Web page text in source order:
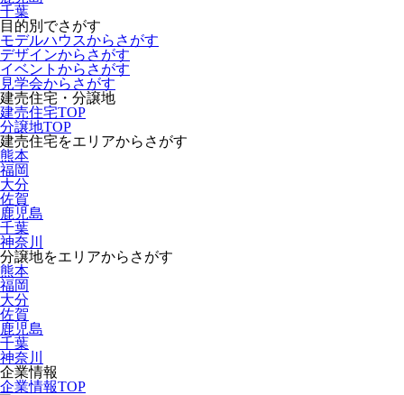
千葉
目的別でさがす
モデルハウスからさがす
デザインからさがす
イベントからさがす
見学会からさがす
建売住宅・分譲地
建売住宅TOP
分譲地TOP
建売住宅をエリアからさがす
熊本
福岡
大分
佐賀
鹿児島
千葉
神奈川
分譲地をエリアからさがす
熊本
福岡
大分
佐賀
鹿児島
千葉
神奈川
企業情報
企業情報TOP